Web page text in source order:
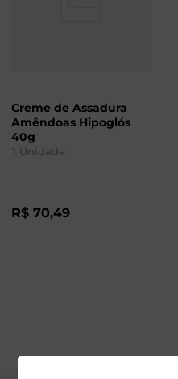
Creme de Assadura
Amêndoas Hipoglós
40g
1 Unidade
R$ 70,49